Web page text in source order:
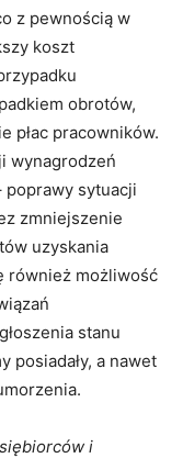
z pewnością w
koszt
obrotów,
płac pracowników.
wynagrodzeń
poprawy sytuacji
zmniejszenie
uzyskania
również możliwość
stanu
posiadały, a nawet
i